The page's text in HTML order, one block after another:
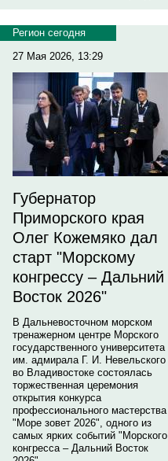
Регион сегодня
27 Мая 2026, 13:29
Губернатор
Приморского края
Олег Кожемяко дал
старт "Морскому
конгрессу – Дальний
Восток 2026"
В Дальневосточном морском
тренажерном центре Морского
государственного университета
им. адмирала Г. И. Невельского
во Владивостоке состоялась
торжественная церемония
открытия конкурса
профессионального мастерства
"Море зовет 2026", одного из
самых ярких событий "Морского
конгресса – Дальний Восток